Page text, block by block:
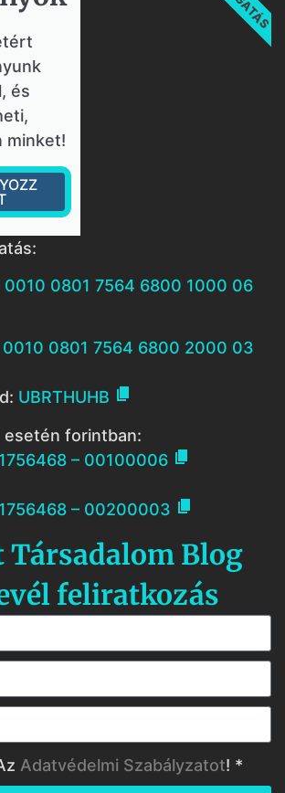
és
minket!
0010 0801 7564 6800 1000 06
0010 0801 7564 6800 2000 03
UBRTHUHB 
esetén forintban:
– 00100006 
– 00200003 
Társadalom Blog
feliratkozás
Adatvédelmi Szabályzatot! *